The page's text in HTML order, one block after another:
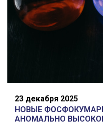
23 декабря 2025
НОВЫЕ
АНОМАЛЬНО